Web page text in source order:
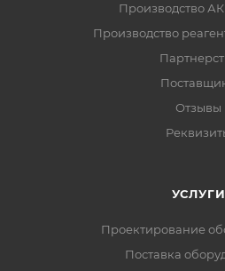
Производство
Производство
Отзывы
УСЛУГИ
Проектирование
Поставка